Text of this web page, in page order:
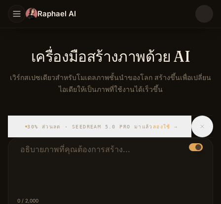
Raphael AI
เครื่องมือสร้างภาพด้วย AI
เวิร์กสเปซเดียวสำหรับโมเดลภาพชั้นนำของโลก สร้างขึ้นเพื่อเปลี่ยน
ไอเดียให้เป็นภาพที่ใช้งานได้เร็วขึ้น
ข้อความแจ้งคำอธิบาย
0 / 2,000
30% ส่วนลด · SEEDREAM 5.0 PRO มาแล้ว ลองใช้ →